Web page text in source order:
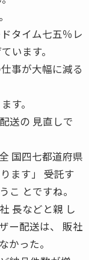
タイム七五％レ
います。
事が大幅に減る
す。
送の 見直しで
国四七都道府県
す」 ――受託す
こ とですね。
長などと親 し
ー配送は、 販社
かった。